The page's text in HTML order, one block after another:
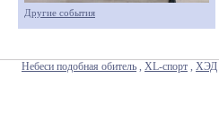
Другие события
Небеси подобная обитель , XL-спорт , ХЭД